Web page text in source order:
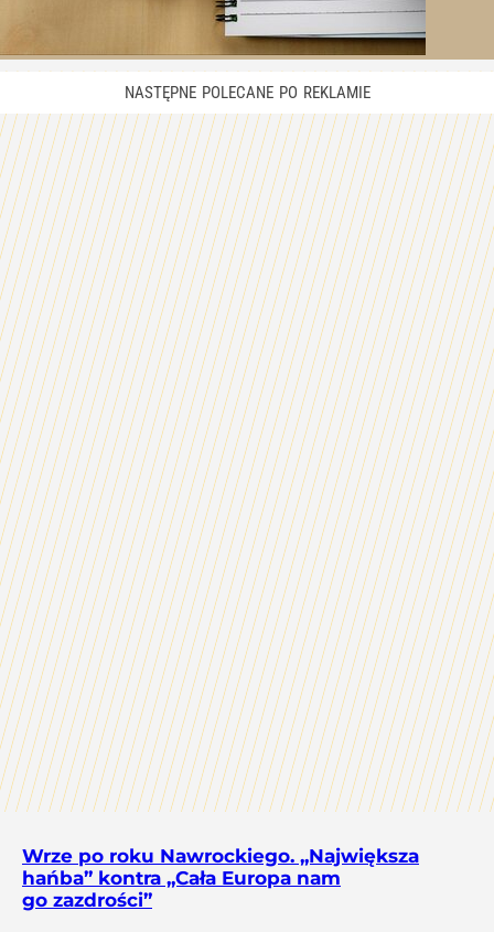
Wrze po roku Nawrockiego. „Największa
hańba” kontra „Cała Europa nam
go zazdrości”